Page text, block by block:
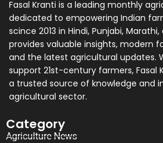
Fasal Kranti is a leading monthly
dedicated to empowering Indian
scince 2013 in Hindi, Punjabi,
provides valuable insights, modern
and the latest agricultural updates.
support 21st-century farmers, Fasal
a trusted source of knowledge and
agricultural sector.
Category
Agriculture News